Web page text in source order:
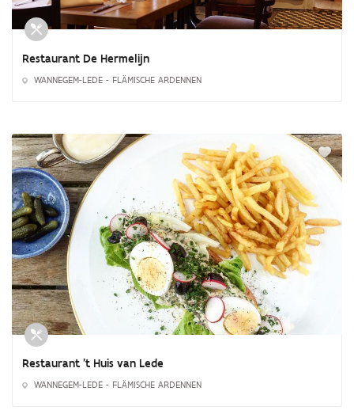
Restaurant De Hermelijn
WANNEGEM-LEDE - FLÄMISCHE ARDENNEN
Restaurant 't Huis van Lede
WANNEGEM-LEDE - FLÄMISCHE ARDENNEN